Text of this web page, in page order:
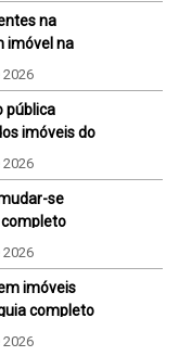
na
imóvel na
pública
imóveis do
se
completo
imóveis
completo